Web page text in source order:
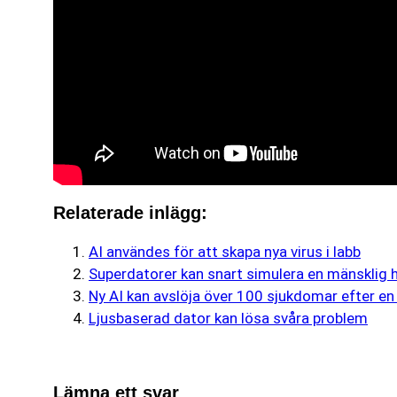
Relaterade inlägg:
AI användes för att skapa nya virus i labb
Superdatorer kan snart simulera en mänsklig
Ny AI kan avslöja över 100 sjukdomar efter
Ljusbaserad dator kan lösa svåra problem
Lämna ett svar